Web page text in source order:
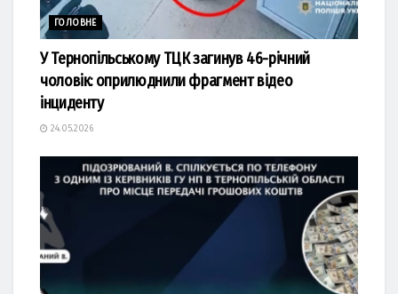
ГОЛОВНЕ
У Тернопільському ТЦК загинув 46-річний
чоловік: оприлюднили фрагмент відео
інциденту
24.05.2026